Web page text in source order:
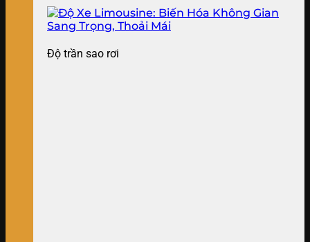
Độ trần sao rơi